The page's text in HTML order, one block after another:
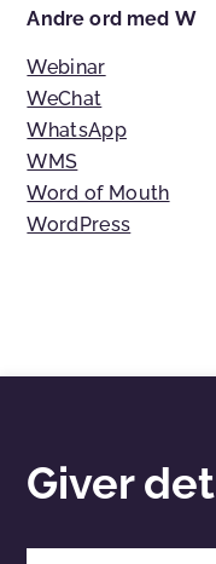
Andre ord med W
Webinar
WeChat
WhatsApp
WMS
Word of Mouth
WordPress
Giver det